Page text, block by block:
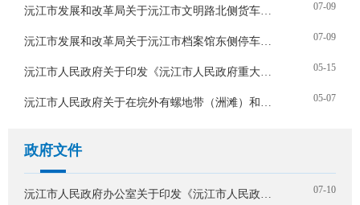
沅江市发展和改革局关于沅江市文明路北侧货车停车场机动车停放服务临时收费标准的批复 07-09
沅江市发展和改革局关于沅江市档案馆东侧停车场机动车停放服务临时收费标准的批复 07-09
沅江市人民政府关于印发《沅江市人民政府重大行政决策程序规则》的通知 05-15
沅江市人民政府关于在垸外有螺地带（洲滩）和易感地带实施禁牧的通告 05-07
政府文件
沅江市人民政府办公室关于印发《沅江市人民政府2026年度重大行政决策事项目录》的通知 07-10